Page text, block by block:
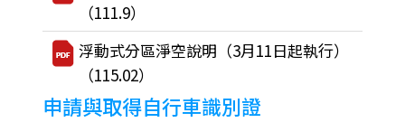
（111.9）
浮動式分區淨空說明（3月11日起執行）
（115.02）
申請與取得自行車識別證